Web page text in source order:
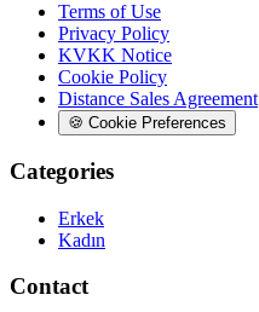
Terms of Use
Privacy Policy
KVKK Notice
Cookie Policy
Distance Sales Agreement
🍪 Cookie Preferences
Categories
Erkek
Kadın
Contact